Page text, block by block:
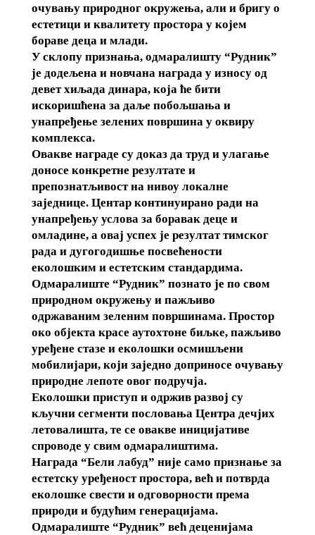
очувању природног окружења, али и бригу о
естетици и квалитету простора у којем
бораве деца и млади.
У склопу признања, одмаралишту “Рудник”
је додељена и новчана награда у износу од
девет хиљада динара, која ће бити
искоришћена за даље побољшања и
унапређење зелених површина у оквиру
комплекса.
Овакве награде су доказ да труд и улагање
доносе конкретне резултате и
препознатљивост на нивоу локалне
заједнице. Центар континуирано ради на
унапређењу услова за боравак деце и
омладине, а овај успех је резултат тимског
рада и дугогодишње посвећености
еколошким и естетским стандардима.
Одмаралиште “Рудник” познато је по свом
природном окружењу и пажљиво
одржаваним зеленим површинама. Простор
око објекта красе аутохтоне биљке, пажљиво
уређене стазе и еколошки осмишљени
мобилијари, који заједно доприносе очувању
природне лепоте овог подручја.
Еколошки приступ и одржив развој су
кључни сегменти пословања Центра дечјих
летовалишта, те се овакве иницијативе
спроводе у свим одмаралиштима.
Награда “Бели лабуд” није само признање за
естетску уређеност простора, већ и потврда
еколошке свести и одговорности према
природи и будућим генерацијама.
Одмаралиште “Рудник” већ деценијама